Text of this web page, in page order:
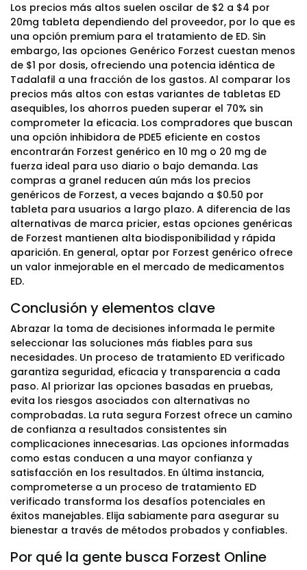
Los precios más altos suelen oscilar de $2 a $4 por
20mg tableta dependiendo del proveedor, por lo que es
una opción premium para el tratamiento de ED. Sin
embargo, las opciones Genérico Forzest cuestan menos
de $1 por dosis, ofreciendo una potencia idéntica de
Tadalafil a una fracción de los gastos. Al comparar los
precios más altos con estas variantes de tabletas ED
asequibles, los ahorros pueden superar el 70% sin
comprometer la eficacia. Los compradores que buscan
una opción inhibidora de PDE5 eficiente en costos
encontrarán Forzest genérico en 10 mg o 20 mg de
fuerza ideal para uso diario o bajo demanda. Las
compras a granel reducen aún más los precios
genéricos de Forzest, a veces bajando a $0.50 por
tableta para usuarios a largo plazo. A diferencia de las
alternativas de marca pricier, estas opciones genéricas
de Forzest mantienen alta biodisponibilidad y rápida
aparición. En general, optar por Forzest genérico ofrece
un valor inmejorable en el mercado de medicamentos
ED.
Conclusión y elementos clave
Abrazar la toma de decisiones informada le permite
seleccionar las soluciones más fiables para sus
necesidades. Un proceso de tratamiento ED verificado
garantiza seguridad, eficacia y transparencia a cada
paso. Al priorizar las opciones basadas en pruebas,
evita los riesgos asociados con alternativas no
comprobadas. La ruta segura Forzest ofrece un camino
de confianza a resultados consistentes sin
complicaciones innecesarias. Las opciones informadas
como estas conducen a una mayor confianza y
satisfacción en los resultados. En última instancia,
comprometerse a un proceso de tratamiento ED
verificado transforma los desafíos potenciales en
éxitos manejables. Elija sabiamente para asegurar su
bienestar a través de métodos probados y confiables.
Por qué la gente busca Forzest Online